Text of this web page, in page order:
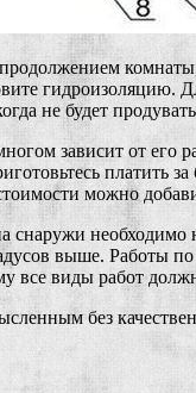
гидроизоляцию.
не будет
зависит от его
платить
можно
снаружи необходимо
выше. Работы
все виды работ
без